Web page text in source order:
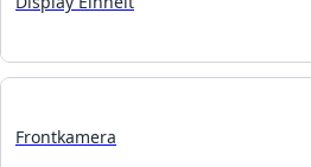
Frontkamera